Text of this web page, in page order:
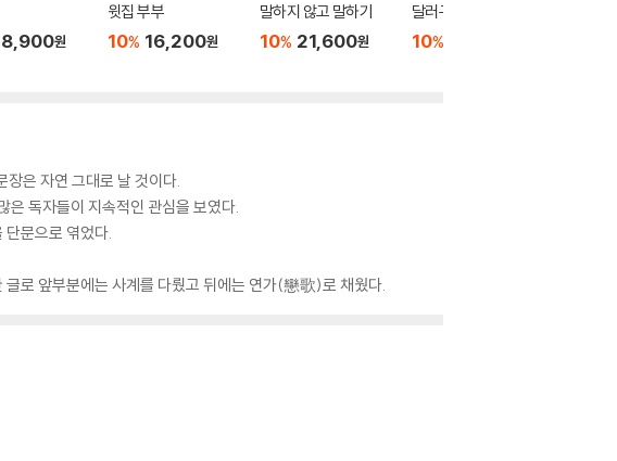
원
윗집 부부
10% 16,200원
말하지 않고 말하기
10% 21,600원
달러구트 꿈 백화점 0
10%
은 자연 그대로 날 것이다.
독자들이 지속적인 관심을 보였다.
단문으로 엮었다.
로 앞부분에는 사계를 다뤘고 뒤에는 연가(戀歌)로 채웠다.